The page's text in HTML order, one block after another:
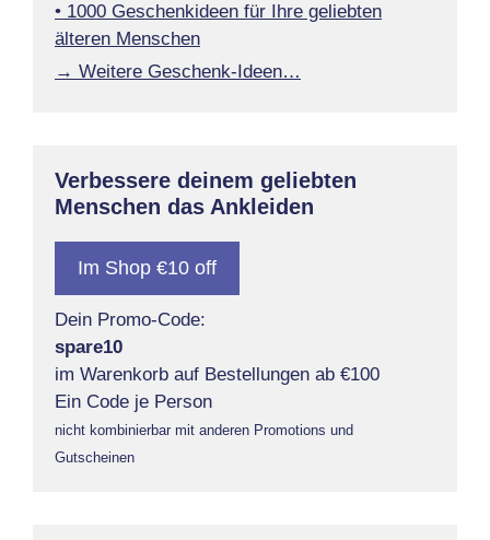
• 1000 Geschenkideen für Ihre geliebten
älteren Menschen
→ Weitere Geschenk-Ideen…
Verbessere deinem geliebten
Menschen das Ankleiden
Im Shop €10 off
Dein Promo-Code:
spare10
im Warenkorb auf Bestellungen ab €100
Ein Code je Person
nicht kombinierbar mit anderen Promotions und
Gutscheinen